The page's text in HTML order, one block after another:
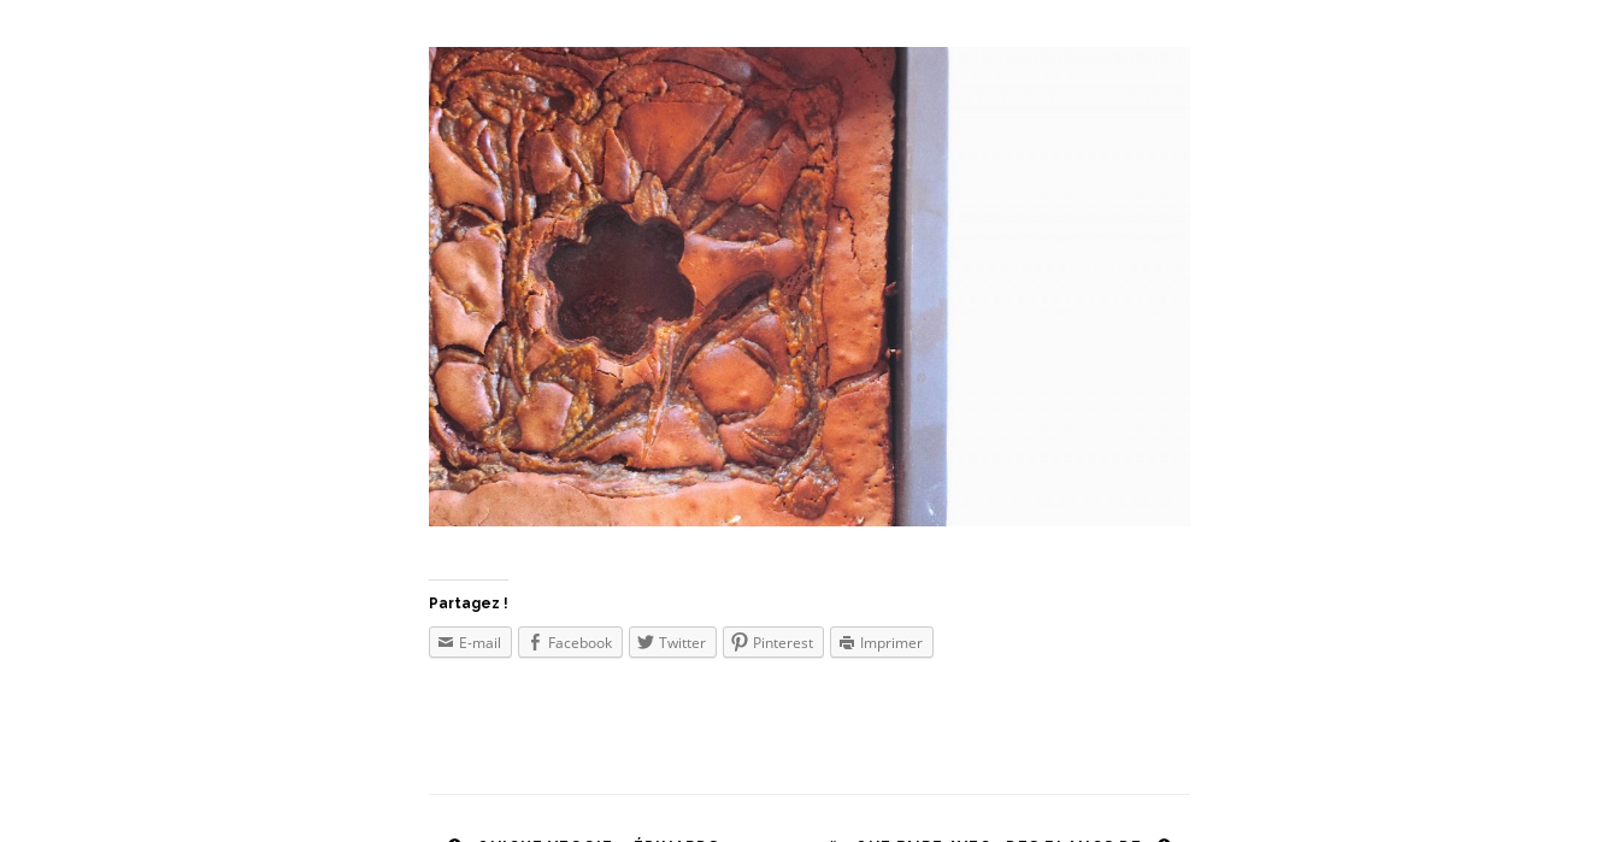
Partagez !
E-mail Facebook Twitter Pinterest Imprimer